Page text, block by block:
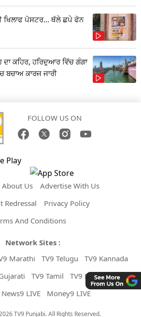
ਖਿਲਾਫ ਪੋਸਟਰ... ਥੱਲੇ ਛਪੇ ਫੋਨ
ਦਾ ਕਹਿਰ, ਹਰਿਦੁਆਰ ਵਿੱਚ ਗੰਗਾ
ਕਾਰਜ ਜਾਰੀ
FOLLOW US ON
About Us
Advertise With Us
Redressal
Privacy Policy
And Conditions
Network Sites :
Marathi TV9 Telugu
TV9 Kannada
TV9 Tamil
TV9 Malayalam
News9 LIVE Money9 LIVE
TV9 Punjabi. All Rights Reserved.